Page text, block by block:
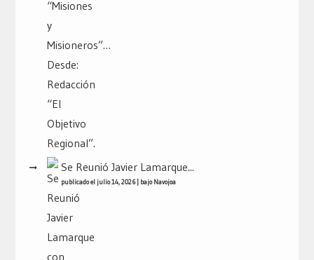
Se Reunió Javier Lamarque...
publicado el julio 14, 2026| bajoNavojoa